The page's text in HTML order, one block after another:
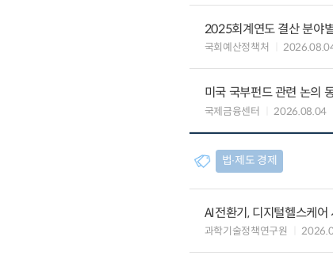
2025회계연도 결산 분야
국회예산정책처
미국 국부펀드 관련 논의
국제금융센터 2026.08.04
법∙제도 경제
AI전환기, 디지털헬스케
과학기술정책연구원